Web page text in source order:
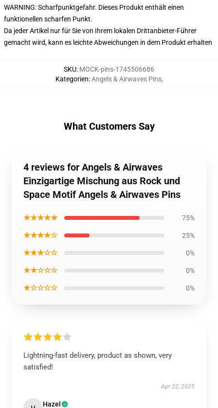
WARNING: Scharfpunktgefahr. Dieses Produkt enthält einen
funktionellen scharfen Punkt.
Da jeder Artikel nur für Sie von Ihrem lokalen Drittanbieter-Führer
gemacht wird, kann es leichte Abweichungen in dem Produkt erhalten
SKU: MOCK-pins-1745506686
Kategorien:Angels & Airwaves Pins,
What Customers Say
4 reviews for Angels & Airwaves
Einzigartige Mischung aus Rock und
Space Motif Angels & Airwaves Pins
★★★★★ 75%
★★★★☆ 25%
★★★☆☆ 0%
★★☆☆☆ 0%
★☆☆☆☆ 0%
Lightning-fast delivery, product as shown, very
satisfied!
Apr 22, 2025
Hazel